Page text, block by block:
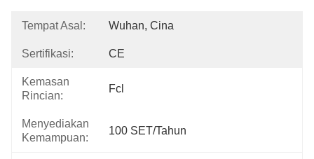
Tempat Asal: Wuhan, Cina
Sertifikasi: CE
Kemasan
Rincian:
Fcl
Menyediakan
Kemampuan:
100 SET/tahun